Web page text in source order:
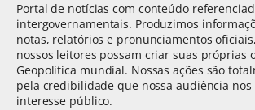
Portal de notícias com conteúdo
intergovernamentais. Produzimos
notas, relatórios e pronunciamentos
nossos leitores possam criar suas próprias
Geopolítica mundial. Nossas ações são
pela credibilidade que nossa audiência
interesse público.